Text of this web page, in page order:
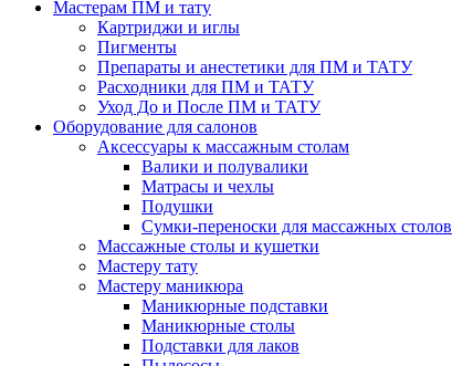
Мастерам ПМ и тату
Картриджи и иглы
Пигменты
Препараты и анестетики для ПМ и ТАТУ
Расходники для ПМ и ТАТУ
Уход До и После ПМ и ТАТУ
Оборудование для салонов
Аксессуары к массажным столам
Валики и полувалики
Матрасы и чехлы
Подушки
Сумки-переноски для массажных столов
Массажные столы и кушетки
Мастеру тату
Мастеру маникюра
Маникюрные подставки
Маникюрные столы
Подставки для лаков